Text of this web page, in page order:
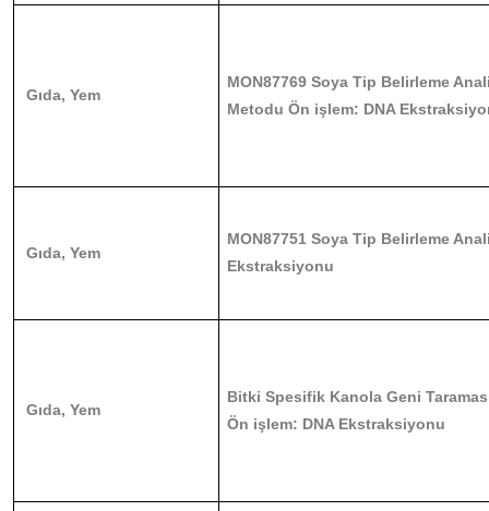
Gıda, Yem
MON87769 Soya Tip Belirleme
Metodu Ön işlem: DNA
Gıda, Yem
MON87751 Soya Tip Belirleme
Ekstraksiyonu
Gıda, Yem
Bitki Spesifik Kanola Geni
Ön işlem: DNA Ekstraksiyonu